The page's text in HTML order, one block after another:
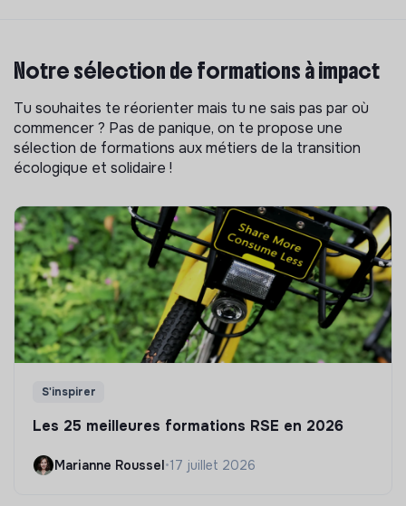
Notre sélection de formations à impact
Tu souhaites te réorienter mais tu ne sais pas par où
commencer ? Pas de panique, on te propose une
sélection de formations aux métiers de la transition
écologique et solidaire !
S'inspirer
Les 25 meilleures formations RSE en 2026
Marianne Roussel•17 juillet 2026